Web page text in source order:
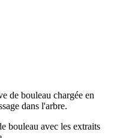
de bouleau chargée en
dans l'arbre.
bouleau avec les extraits